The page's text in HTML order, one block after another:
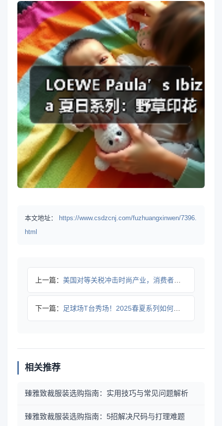
本文地址：
https://www.csdzcnj.com/fuzhuangxinwen/7396.
html
上一篇： 美国对等关税冲击时尚产业，消费者要承担多少成本？
下一篇： 足球场T台秀场！2025春夏系列如何融合运动文化与街头穿搭
相关推荐
臻雅致裁服装选购指南：实用技巧与常见问题解析
臻雅致裁服装选购指南：5招解决尺码与打理难题